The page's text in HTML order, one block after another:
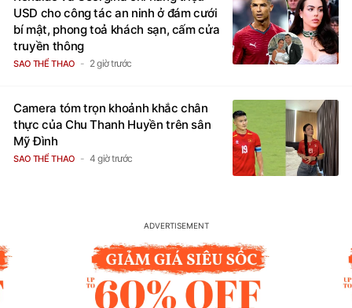
USD cho công tác an ninh ở đám cưới
bí mật, phong toả khách sạn, cấm cửa
truyền thông
SAO THỂ THAO 2 giờ trước
Camera tóm trọn khoảnh khắc chân
thực của Chu Thanh Huyền trên sân
Mỹ Đình
SAO THỂ THAO 4 giờ trước